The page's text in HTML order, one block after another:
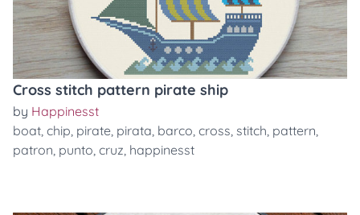
Cross stitch pattern pirate ship
by Happinesst
boat, chip, pirate, pirata, barco, cross, stitch, pattern,
patron, punto, cruz, happinesst